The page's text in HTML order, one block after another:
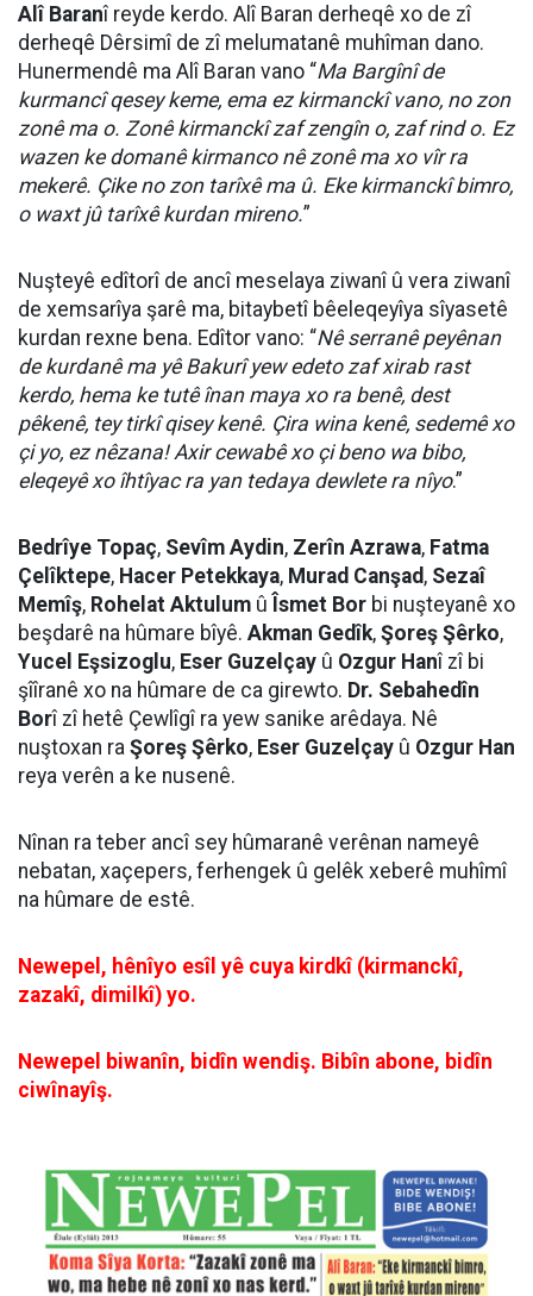
Alî Baranî reyde kerdo. Alî Baran derheqê xo de zî
derheqê Dêrsimî de zî melumatanê muhîman dano.
Hunermendê ma Alî Baran vano “Ma Bargînî de
kurmancî qesey keme, ema ez kirmanckî vano, no zon
zonê ma o. Zonê kirmanckî zaf zengîn o, zaf rind o. Ez
wazen ke domanê kirmanco nê zonê ma xo vîr ra
mekerê. Çike no zon tarîxê ma û. Eke kirmanckî bimro,
o waxt jû tarîxê kurdan mireno.”
Nuşteyê edîtorî de ancî meselaya ziwanî û vera ziwanî
de xemsarîya şarê ma, bitaybetî bêeleqeyîya sîyasetê
kurdan rexne bena. Edîtor vano: “Nê serranê peyênan
de kurdanê ma yê Bakurî yew edeto zaf xirab rast
kerdo, hema ke tutê înan maya xo ra benê, dest
pêkenê, tey tirkî qisey kenê. Çira wina kenê, sedemê xo
çi yo, ez nêzana! Axir cewabê xo çi beno wa bibo,
eleqeyê xo îhtîyac ra yan tedaya dewlete ra nîyo.”
Bedrîye Topaç, Sevîm Aydin, Zerîn Azrawa, Fatma
Çelîktepe, Hacer Petekkaya, Murad Canşad, Sezaî
Memîş, Rohelat Aktulum û Îsmet Bor bi nuşteyanê xo
beşdarê na hûmare bîyê. Akman Gedîk, Şoreş Şêrko,
Yucel Eşsizoglu, Eser Guzelçay û Ozgur Hanî zî bi
şîîranê xo na hûmare de ca girewto. Dr. Sebahedîn
Borî zî hetê Çewlîgî ra yew sanike arêdaya. Nê
nuştoxan ra Şoreş Şêrko, Eser Guzelçay û Ozgur Han
reya verên a ke nusenê.
Nînan ra teber ancî sey hûmaranê verênan nameyê
nebatan, xaçepers, ferhengek û gelêk xeberê muhîmî
na hûmare de estê.
Newepel, hênîyo esîl yê cuya kirdkî (kirmanckî,
zazakî, dimilkî) yo.
Newepel biwanîn, bidîn wendiş. Bibîn abone, bidîn
ciwînayîş.